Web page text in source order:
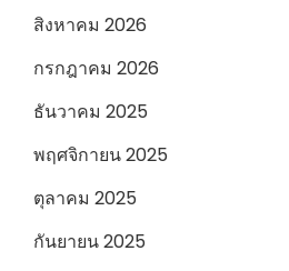
สิงหาคม 2026
กรกฎาคม 2026
ธันวาคม 2025
พฤศจิกายน 2025
ตุลาคม 2025
กันยายน 2025